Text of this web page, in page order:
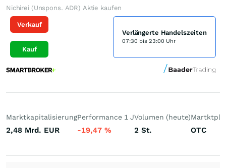
Nichirei (Unspons. ADR) Aktie kaufen
Verkauf
Kauf
Verlängerte Handelszeiten
07:30 bis 23:00 Uhr
Marktkapitalisierung
2,48 Mrd. EUR
Performance 1 J
-19,47 %
Volumen (heute)
2 St. OTC